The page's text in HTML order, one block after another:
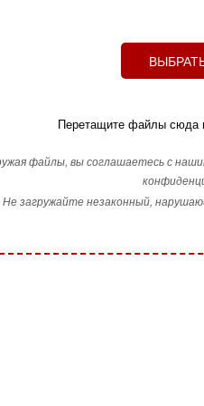
Перетащите файлы сюда
файлы, вы соглашаетесь с
Не загружайте незаконный,